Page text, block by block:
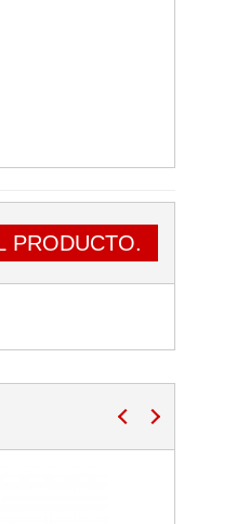
PRODUCTO.